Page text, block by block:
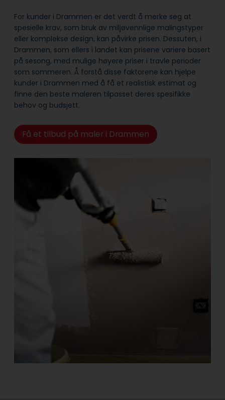
For kunder i Drammen er det verdt å merke seg at
spesielle krav, som bruk av miljøvennlige malingstyper
eller komplekse design, kan påvirke prisen. Dessuten, i
Drammen, som ellers i landet kan prisene variere basert
på sesong, med mulige høyere priser i travle perioder
som sommeren. Å forstå disse faktorene kan hjelpe
kunder i Drammen med å få et realistisk estimat og
finne den beste maleren tilpasset deres spesifikke
behov og budsjett.
Få et tilbud på maler i Drammen